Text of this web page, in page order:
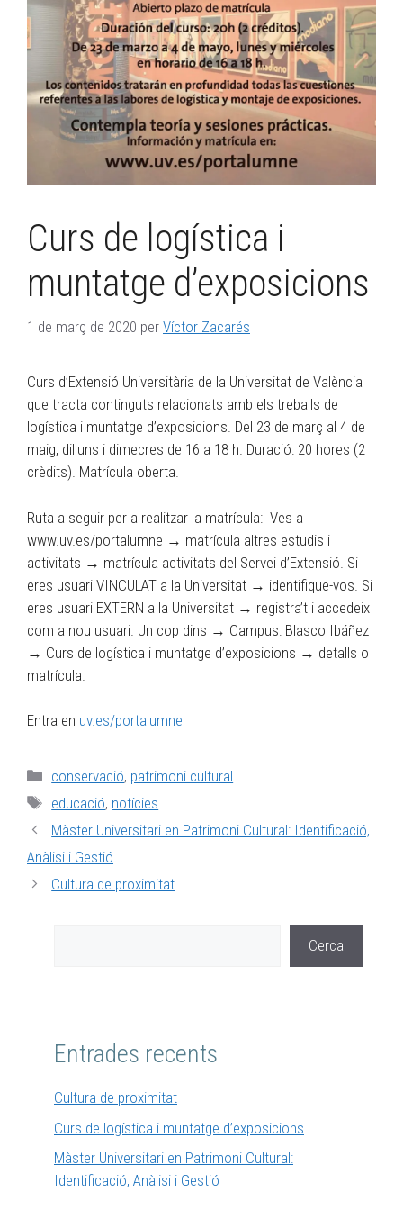
Curs de logística i
muntatge d’exposicions
1 de març de 2020 per Víctor Zacarés
Curs d’Extensió Universitària de la Universitat de València
que tracta continguts relacionats amb els treballs de
logística i muntatge d’exposicions. Del 23 de març al 4 de
maig, dilluns i dimecres de 16 a 18 h. Duració: 20 hores (2
crèdits). Matrícula oberta.
Ruta a seguir per a realitzar la matrícula: Ves a
www.uv.es/portalumne → matrícula altres estudis i
activitats → matrícula activitats del Servei d’Extensió. Si
eres usuari VINCULAT a la Universitat → identifique-vos. Si
eres usuari EXTERN a la Universitat → registra’t i accedeix
com a nou usuari. Un cop dins → Campus: Blasco Ibáñez
→ Curs de logística i muntatge d’exposicions → detalls o
matrícula.
Entra en uv.es/portalumne
conservació, patrimoni cultural
educació, notícies
Màster Universitari en Patrimoni Cultural: Identificació,
Anàlisi i Gestió
Cultura de proximitat
Cerca
Entrades recents
Cultura de proximitat
Curs de logística i muntatge d’exposicions
Màster Universitari en Patrimoni Cultural:
Identificació, Anàlisi i Gestió